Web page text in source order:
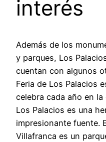
interés
Además de los
y parques, Los
cuentan con algunos
Feria de Los Palacios
celebra cada año en
Los Palacios es una
impresionante fuente.
Villafranca es un